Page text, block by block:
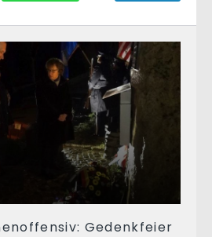
Gedenkfeier